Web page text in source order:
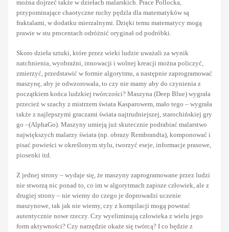
można dojrzeć także w dziełach malarskich. Prace Pollocka,
przypominające chaotyczne ruchy pędzla dla matematyków są
fraktalami, w dodatku mierzalnymi. Dzięki temu matematycy mogą
prawie w stu procentach odróżnić oryginał od podróbki.
Skoro dzieła sztuki, które przez wieki ludzie uważali za wynik
natchnienia, wyobraźni, innowacji i wolnej kreacji można policzyć,
zmierzyć, przedstawić w formie algorytmu, a następnie zaprogramować
maszynę, aby je odwzorowała, to czy nie mamy aby do czynienia z
początkiem końca ludzkiej twórczości? Maszyna (Deep Blue) wygrała
przecież w szachy z mistrzem świata Kasparowem, mało tego – wygrała
także z najlepszymi graczami świata najtrudniejszej, starochińskiej gry
go –(AlphaGo). Maszyny umieją już skutecznie podrabiać malarstwo
największych malarzy świata (np. obrazy Rembrandta), komponować i
pisać powieści w określonym stylu, tworzyć eseje, informacje prasowe,
piosenki itd.
Z jednej strony – wydaje się, że maszyny zaprogramowane przez ludzi
nie stworzą nic ponad to, co im w algorytmach zapisze człowiek, ale z
drugiej strony – nie wiemy do czego je doprowadzi uczenie
maszynowe, tak jak nie wiemy, czy z kompilacji mogą powstać
autentycznie nowe rzeczy. Czy wyeliminują człowieka z wielu jego
form aktywności? Czy narzędzie okaże się twórcą? I co będzie z